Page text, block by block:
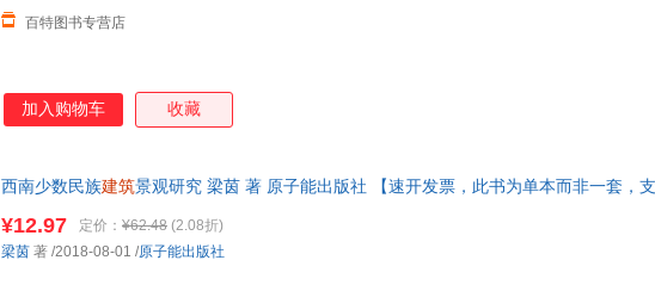
百特图书专营店
加入购物车 收藏
西南少数民族建筑景观研究 梁茵 著 原子能出版社 【速开发票，此书为单本而非一套，支
¥12.97 定价： ¥62.48 (2.08折)
梁茵 著 /2018-08-01 /原子能出版社